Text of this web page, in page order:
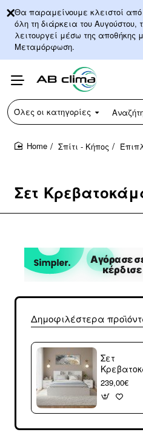
Θα παραμείνουμε κλειστοί
όλη τη διάρκεια του
λειτουργεί μέσω της αποθήκης
Μεταμόρφωση.
Όλες οι κατηγορίες
Αναζήτηση...
Σετ
Σπίτι - Κήπος
Δημοφιλέστερα
Σετ
Olympus
Κρεβάτι
Σετ 3τεμ
239,00€